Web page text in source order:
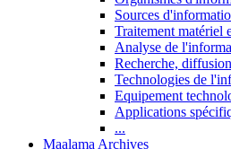
Sources
Traitement matériel
Analyse de
Recherche,
Technologies de
Equipement
Applications
...
Maalama Archives